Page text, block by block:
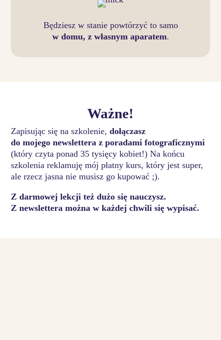
Będziesz w stanie powtórzyć to samo
w domu, z własnym aparatem.
Ważne!
Zapisując się na szkolenie,dołączasz
do mojego newslettera z poradami fotograficznymi
(który czyta ponad 35 tysięcy kobiet!) Na końcu
szkolenia reklamuję mój płatny kurs, który jest super,
ale rzecz jasna nie musisz go kupować ;).
Z darmowej lekcji też dużo się nauczysz.
Z newslettera można w każdej chwili się wypisać.